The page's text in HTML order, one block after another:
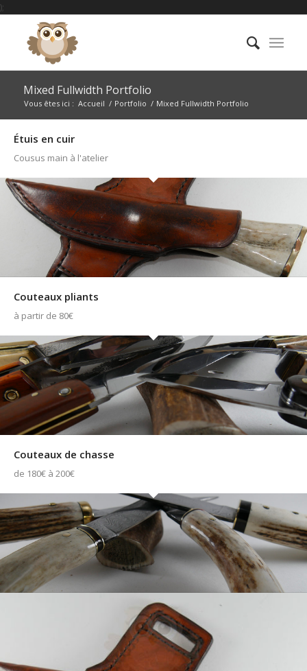
);
Mixed Fullwidth Portfolio
Vous êtes ici : Accueil / Portfolio / Mixed Fullwidth Portfolio
Étuis en cuir
Cousus main à l'atelier
Couteaux pliants
à partir de 80€
Couteaux de chasse
de 180€ à 200€